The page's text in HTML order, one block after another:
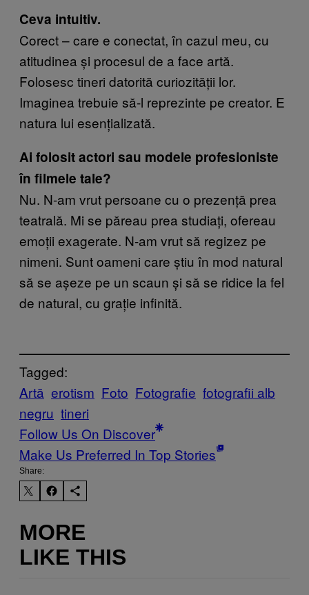
Ceva intuitiv.
Corect – care e conectat, în cazul meu, cu
atitudinea și procesul de a face artă.
Folosesc tineri datorită curiozității lor.
Imaginea trebuie să-l reprezinte pe creator. E
natura lui esențializată.
Ai folosit actori sau modele profesioniste
în filmele tale?
Nu. N-am vrut persoane cu o prezență prea
teatrală. Mi se păreau prea studiați, ofereau
emoții exagerate. N-am vrut să regizez pe
nimeni. Sunt oameni care știu în mod natural
să se așeze pe un scaun și să se ridice la fel
de natural, cu grație infinită.
Tagged:
Artă erotism Foto Fotografie fotografii alb
negru tineri
Follow Us On Discover
Make Us Preferred In Top Stories
Share:
MORE
LIKE THIS